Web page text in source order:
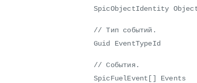
SpicObjectIdentity
// Тип событий.
Guid EventTypeId
// События.
SpicFuelEvent[] Events